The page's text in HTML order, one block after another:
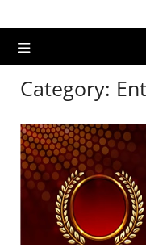
Category: